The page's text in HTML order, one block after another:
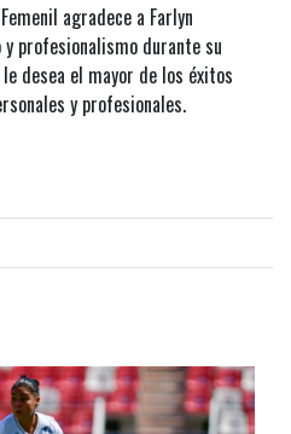
agradece a Farlyn
profesionalismo durante su
desea el mayor de los éxitos
y profesionales.